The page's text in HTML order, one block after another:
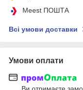
Meest ПОШТА
Всі умови доставки
Умови оплати